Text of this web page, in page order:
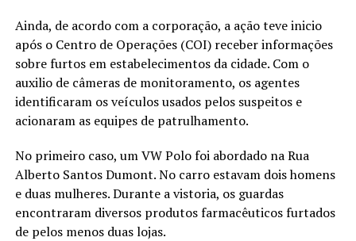
Ainda, de acordo com a corporação, a ação teve inicio
após o Centro de Operações (COI) receber informações
sobre furtos em estabelecimentos da cidade. Com o
auxilio de câmeras de monitoramento, os agentes
identificaram os veículos usados pelos suspeitos e
acionaram as equipes de patrulhamento.
No primeiro caso, um VW Polo foi abordado na Rua
Alberto Santos Dumont. No carro estavam dois homens
e duas mulheres. Durante a vistoria, os guardas
encontraram diversos produtos farmacêuticos furtados
de pelos menos duas lojas.